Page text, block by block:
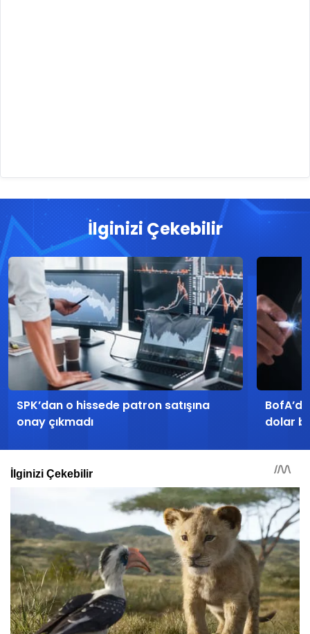
İlginizi Çekebilir
SPK’dan o hissede patron satışına
onay çıkmadı
dolar